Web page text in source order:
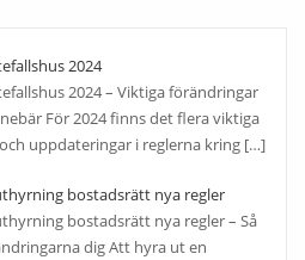
2024
2024 – Viktiga förändringar
För 2024 finns det flera viktiga
uppdateringar i reglerna kring […]
bostadsrätt nya regler
bostadsrätt nya regler – Så
dig Att hyra ut en